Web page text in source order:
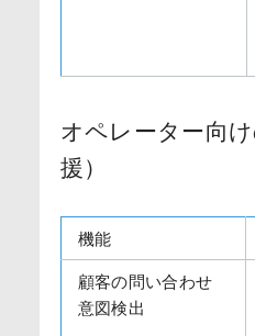
オペレーター向
援）
機能
顧客の問い合わせ
意図検出